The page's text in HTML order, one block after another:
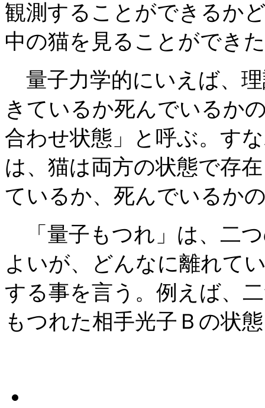
観測することができるか
中の猫を見ることができ
量子力学的にいえば、
きているか死んでいるか
合わせ状態」と呼ぶ。す
は、猫は両方の状態で存
ているか、死んでいるか
「量子もつれ」は、二
よいが、どんなに離れて
する事を言う。例えば、
もつれた相手光子Ｂの状